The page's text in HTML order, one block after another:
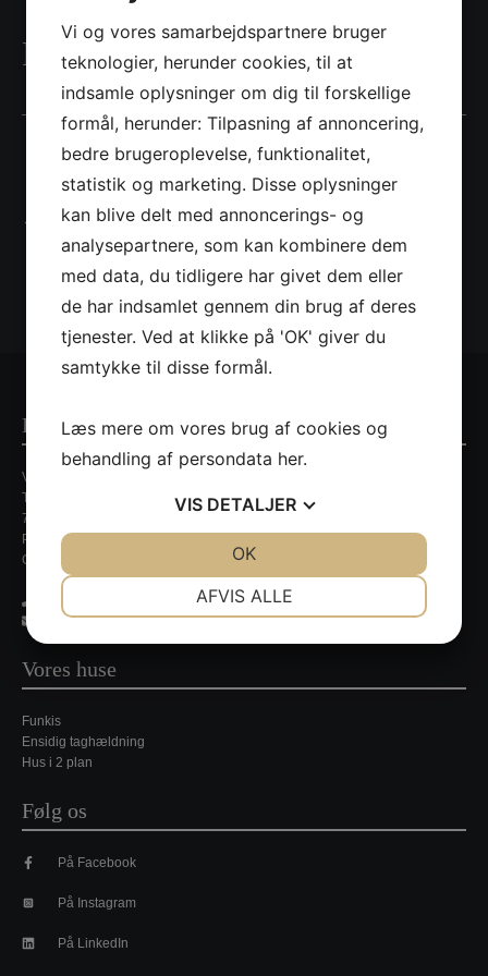
Projekt navn 5
← Tilbage til projekter
Kontaktinformationer
Villa Nordic
Tirsbækvej 13A
7120 Vejle Ø
Persondatapolitik
CVR. nr. 35648429
jpj@villa-nordic.dk
Vores huse
Funkis
Ensidig taghældning
Hus i 2 plan
Følg os
På Facebook
På Instagram
På LinkedIn
Vi og vores samarbejdspartnere bruger
teknologier, herunder cookies, til at
indsamle oplysninger om dig til forskellige
formål, herunder: Tilpasning af annoncering,
bedre brugeroplevelse, funktionalitet,
statistik og marketing. Disse oplysninger
kan blive delt med annoncerings- og
analysepartnere, som kan kombinere dem
med data, du tidligere har givet dem eller
de har indsamlet gennem din brug af deres
tjenester. Ved at klikke på 'OK' giver du
samtykke til disse formål.
Læs mere om vores brug af cookies og
behandling af persondata her.
VIS DETALJER
AFVIS ALLE
OK